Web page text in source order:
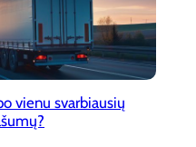
vienu svarbiausių